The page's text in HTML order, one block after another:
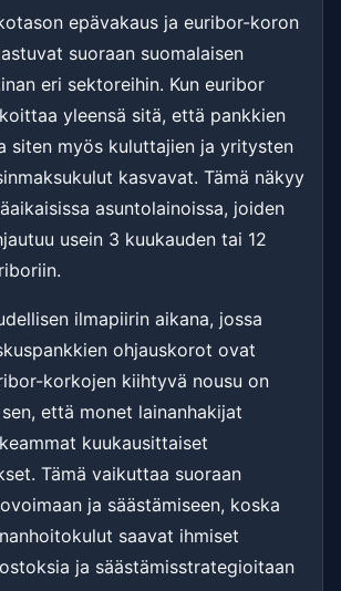
epävakaus ja euribor-koron
suoraan suomalaisen
eri sektoreihin. Kun euribor
yleensä sitä, että pankkien
siten myös kuluttajien ja yritysten
kasvavat. Tämä näkyy
asuntolainoissa, joiden
usein 3 kuukauden tai 12
ilmapiirin aikana, jossa
ohjauskorot ovat
korkojen kiihtyvä nousu on
että monet lainanhakijat
kuukausittaiset
Tämä vaikuttaa suoraan
ja säästämiseen, koska
saavat ihmiset
ja säästämisstrategioitaan